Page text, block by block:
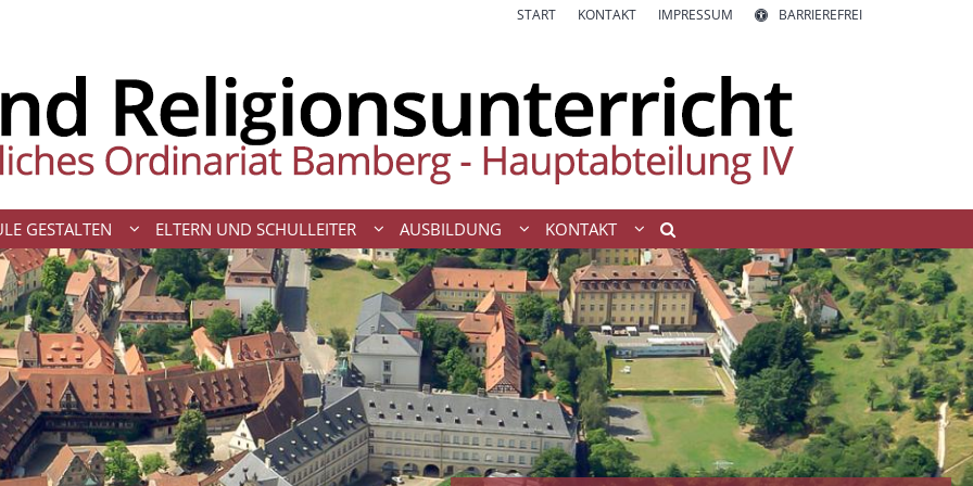
START KONTAKT IMPRESSUM BARRIEREFREI
GESTALTEN ELTERN UND SCHULLEITER AUSBILDUNG KONTAKT